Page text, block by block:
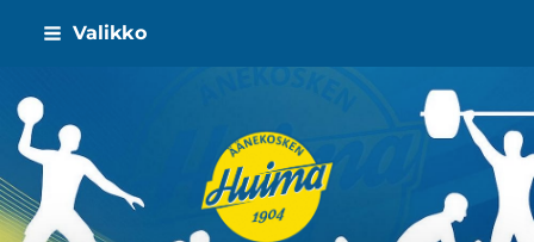
Siirry
Valikko
Äänekosken Huima ry